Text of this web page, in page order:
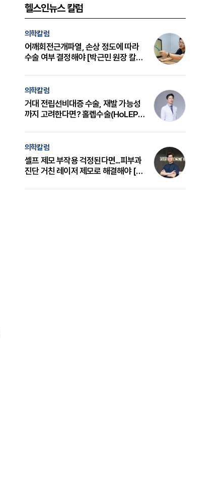
헬스인뉴스 칼럼
의학칼럼
어깨회전근개파열, 손상 정도에 따라
수술 여부 결정해야 [박근민 원장 칼
의학칼럼
거대 전립선비대증 수술, 재발 가능성
까지 고려한다면? 홀렙수술(HoLEP)
의학칼럼
셀프 제모 부작용 걱정된다면...피부과
진단 거친 레이저 제모로 해결해야 [변